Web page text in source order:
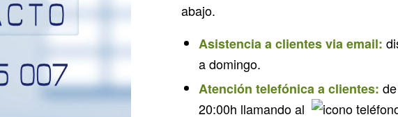
abajo.
Asistencia a clientes via email:
a domingo.
Atención telefónica a clientes:
20:00h llamando al